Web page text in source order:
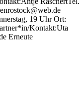
19 Uhr Ort:
Kontakt:Uta
Erneute